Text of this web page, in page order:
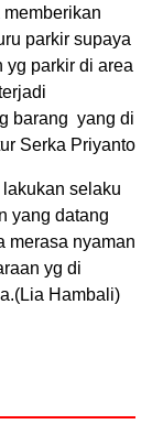
parkir supaya
yg parkir di area
barang yang di
Serka Priyanto
selaku
yang datang
merasa nyaman
yg di
Hambali)